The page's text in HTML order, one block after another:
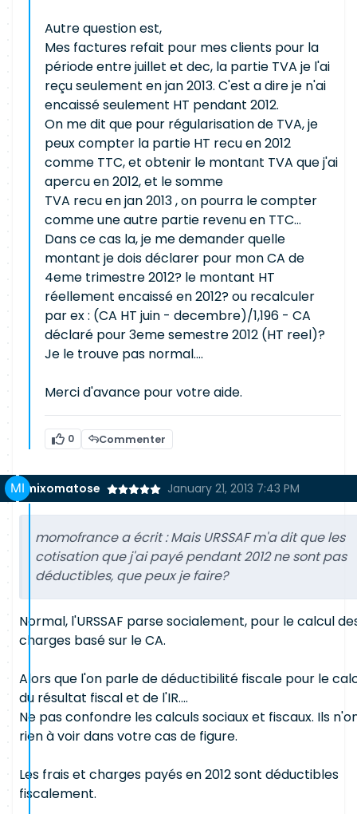
Autre question est,
Mes factures refait pour mes clients pour la
période entre juillet et dec, la partie TVA je l'ai
reçu seulement en jan 2013. C'est a dire je n'ai
encaissé seulement HT pendant 2012.
On me dit que pour régularisation de TVA, je
peux compter la partie HT recu en 2012
comme TTC, et obtenir le montant TVA que j'ai
apercu en 2012, et le somme
TVA recu en jan 2013 , on pourra le compter
comme une autre partie revenu en TTC...
Dans ce cas la, je me demander quelle
montant je dois déclarer pour mon CA de
4eme trimestre 2012? le montant HT
réellement encaissé en 2012? ou recalculer
par ex : (CA HT juin - decembre)/1,196 - CA
déclaré pour 3eme semestre 2012 (HT reel)?
Je le trouve pas normal....
Merci d'avance pour votre aide.
0 Commenter
mixomatose January 21, 2013 7:43 PM
momofrance a écrit :Mais URSSAF m'a dit que les
cotisation que j'ai payé pendant 2012 ne sont pas
déductibles, que peux je faire?
Normal, l'URSSAF parse socialement, pour le calcul
charges basé sur le CA.
Alors que l'on parle de déductibilité fiscale pour le
du résultat fiscal et de l'IR....
Ne pas confondre les calculs sociaux et fiscaux. Ils
rien à voir dans votre cas de figure.
Les frais et charges payés en 2012 sont déductibles
fiscalement.